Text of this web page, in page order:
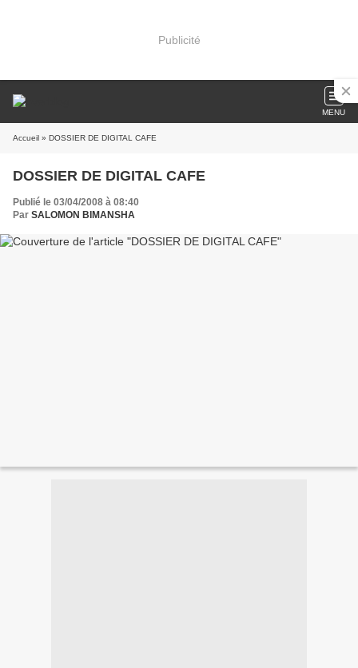
Publicité
MENU
Accueil » DOSSIER DE DIGITAL CAFE
DOSSIER DE DIGITAL CAFE
Publié le 03/04/2008 à 08:40
Par SALOMON BIMANSHA